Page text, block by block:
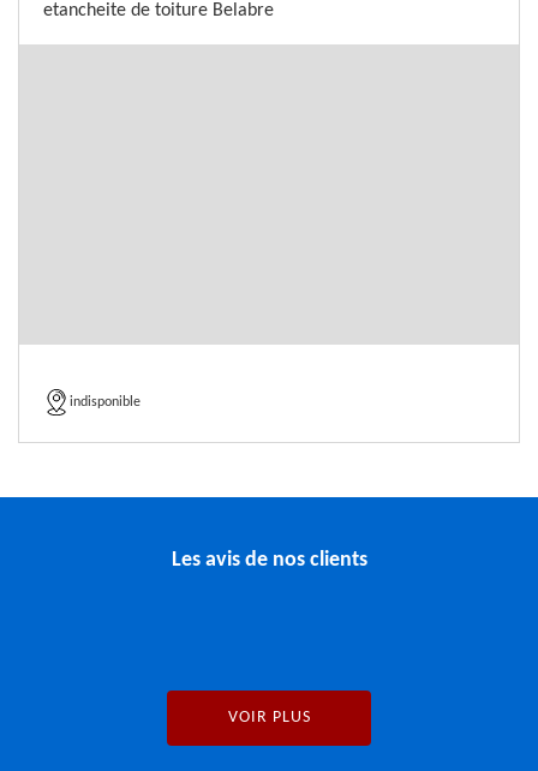
etancheite de toiture Belabre
indisponible
Les avis de nos clients
VOIR PLUS